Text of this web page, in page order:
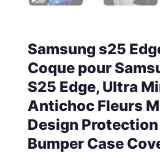
Samsung s25
Coque pour
S25 Edge, Ultra
Antichoc Fleurs
Design
Bumper Case